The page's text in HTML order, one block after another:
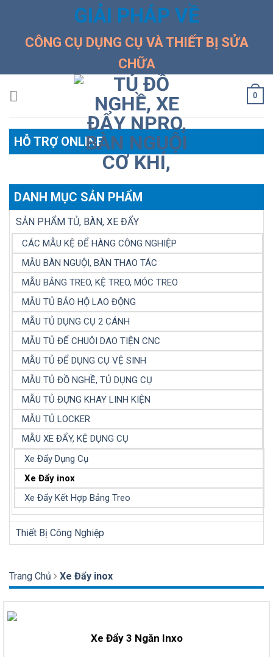
content
GIẢI PHÁP VỀ
CÔNG CỤ DỤNG CỤ VÀ THIẾT BỊ SỬA
CHỮA
0
HỖ TRỢ ONLINE
DANH MỤC SẢN PHẨM
SẢN PHẨM TỦ, BÀN, XE ĐẨY
CÁC MẪU KỆ ĐỂ HÀNG CÔNG NGHIỆP
MẪU BÀN NGUỘI, BÀN THAO TÁC
MẪU BẢNG TREO, KỆ TREO, MÓC TREO
MẪU TỦ BẢO HỘ LAO ĐỘNG
MẪU TỦ DỤNG CỤ 2 CÁNH
MẪU TỦ ĐỂ CHUÔI DAO TIỆN CNC
MẪU TỦ ĐỂ DỤNG CỤ VỆ SINH
MẪU TỦ ĐỒ NGHỀ, TỦ DỤNG CỤ
MẪU TỦ ĐỰNG KHAY LINH KIỆN
MẪU TỦ LOCKER
MẪU XE ĐẨY, KỆ DỤNG CỤ
Xe Đẩy Dụng Cụ
Xe Đẩy inox
Xe Đẩy Kết Hợp Bảng Treo
Thiết Bị Công Nghiệp
Trang Chủ Xe Đẩy inox
Xe Đẩy 3 Ngăn Inxo